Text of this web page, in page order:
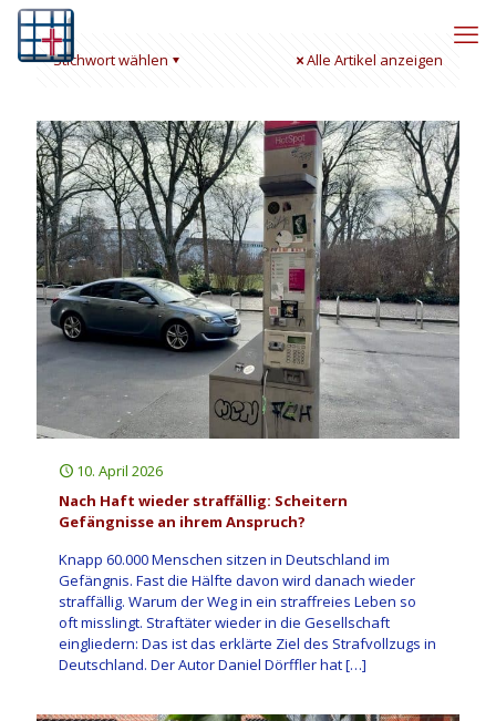
Stichwort wählen Alle Artikel anzeigen
10. April 2026
Nach Haft wieder straffällig: Scheitern
Gefängnisse an ihrem Anspruch?
Knapp 60.000 Menschen sitzen in Deutschland im
Gefängnis. Fast die Hälfte davon wird danach wieder
straffällig. Warum der Weg in ein straffreies Leben so
oft misslingt. Straftäter wieder in die Gesellschaft
eingliedern: Das ist das erklärte Ziel des Strafvollzugs in
Deutschland. Der Autor Daniel Dörffler hat[…]